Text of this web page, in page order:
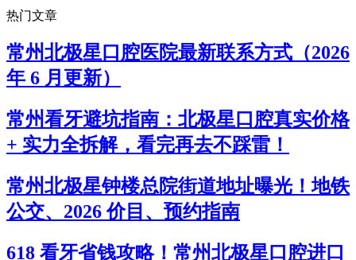
热门文章
常州北极星口腔医院最新联系方式（2026
年 6 月更新）
常州看牙避坑指南：北极星口腔真实价格
+ 实力全拆解，看完再去不踩雷！
常州北极星钟楼总院街道地址曝光！地铁
公交、2026 价目、预约指南
618 看牙省钱攻略！常州北极星口腔进口